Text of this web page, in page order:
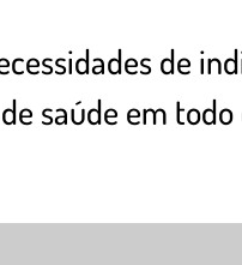
de
saúde em